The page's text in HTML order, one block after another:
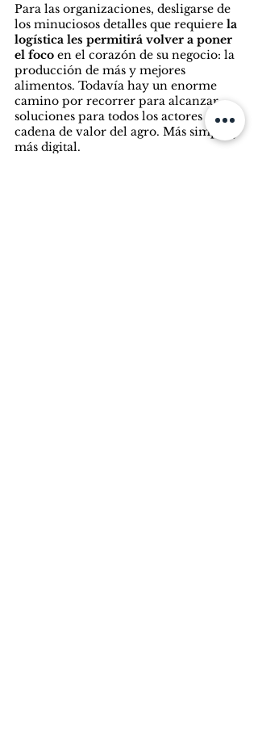
Para las organizaciones, desligarse de
los minuciosos detalles que requiere la
logística les permitirá volver a poner
el foco en el corazón de su negocio: la
producción de más y mejores
alimentos. Todavía hay un enorme
camino por recorrer para alcanzar
soluciones para todos los actores de la
cadena de valor del agro. Más simple y
más digital.